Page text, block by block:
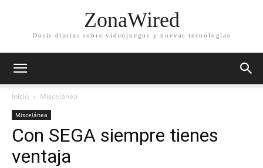
ZonaWired
Dosis diarias sobre videojuegos y nuevas tecnologías
Inicio Miscelánea
Miscelánea
Con SEGA siempre tienes
ventaja